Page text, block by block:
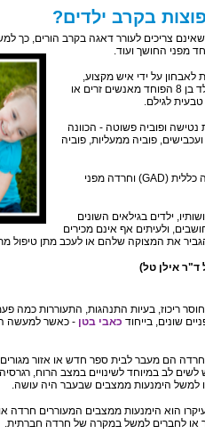
בקרב ילדים?
שאינם צריכים לעורר דאגה בקרב הורים, כך
מפני החושך ועוד.
לאבחון על ידי איש מקצוע,
או מומחה מקצועי אחר. כך למשל ילד בן 8 הפוחד מאנשים זרים או
בקרב ילדים בגילאי 6-9 הן חרדות נטישה ופוביה פשוטה - הכוונה
פוביה ממעליות, פוביה
בגילאים מאוחרים יותר נפוצות חרדות חברתיות, חרדה כללית (GAD) וחרדה מפני
ילדים בגילאים השונים
ולעיתים אף אינם מכירים
את המצוקה שלהם או לעכב מתן טיפול
אילן טל)
ריכוז, בעיות התנהגות, התעוררות כמה
שונים, בייחוד כאבי בטן - כאשר למעשה
הם מעבר לבית ספר חדש או אזור
לשים לב במיוחד לשינויים במצב הרוח,
למשל הימנעות ממצבים שבעבר היה עושה.
הוא הימנעות ממצבים המעוררים חרדה
או לחברים למשל במקרה של חרדה חברתית.